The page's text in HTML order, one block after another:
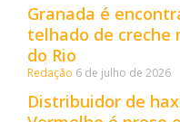
Granada é
telhado de creche
do Rio
Redação 6 de julho de 2026
Distribuidor de